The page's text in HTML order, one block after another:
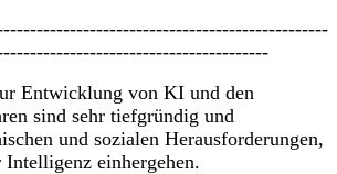
Entwicklung von KI und den
sind sehr tiefgründig und
und sozialen Herausforderungen,
einhergehen.